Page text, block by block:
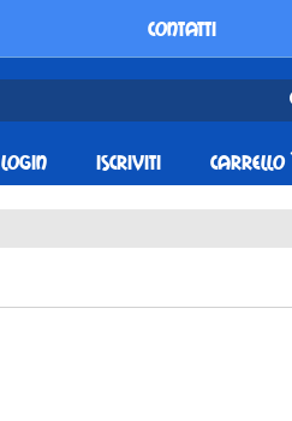
CONTATTI
Login Iscriviti Carrello